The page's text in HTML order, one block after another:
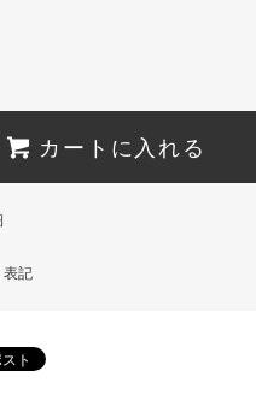
カートに入れる
表記